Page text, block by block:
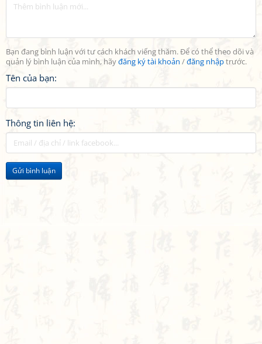
Bạn đang bình luận với tư cách khách viếng thăm. Để có thể theo dõi và
quản lý bình luận của mình, hãyđăng ký tài khoản /đăng nhậptrước.
Tên của bạn:
Thông tin liên hệ:
Gửi bình luận